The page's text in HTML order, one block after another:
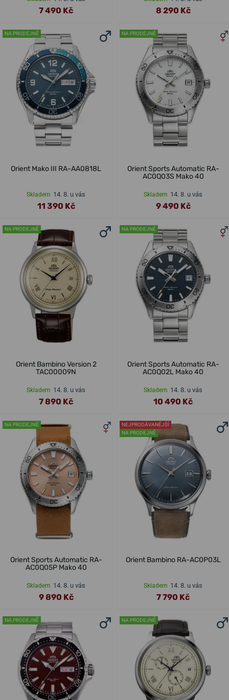
7 490 Kč 8 290 Kč
NA PRODEJNĚ
Orient Mako III RA-AA0818L
Skladem 14. 8. u vás
11 390 Kč
NA PRODEJNĚ
Orient Sports Automatic RA-
AC0Q03S Mako 40
Skladem 14. 8. u vás
9 490 Kč
NA PRODEJNĚ
Orient Bambino Version 2
TAC00009N
Skladem 14. 8. u vás
7 890 Kč
NA PRODEJNĚ
Orient Sports Automatic RA-
AC0Q02L Mako 40
Skladem 14. 8. u vás
10 490 Kč
NA PRODEJNĚ
Orient Sports Automatic RA-
AC0Q05P Mako 40
Skladem 14. 8. u vás
9 890 Kč
NEJPRODÁVANĚJŠÍ
NA PRODEJNĚ
Orient Bambino RA-AC0P03L
Skladem 14. 8. u vás
7 790 Kč
NA PRODEJNĚ NA PRODEJNĚ